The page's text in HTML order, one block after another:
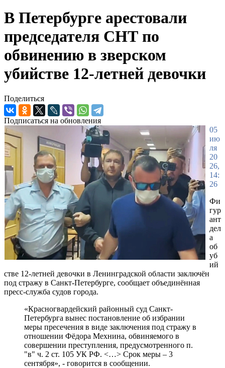
В Петербурге арестовали
председателя СНТ по
обвинению в зверском
убийстве 12-летней девочки
Поделиться
Подписаться на обновления
05
ию
ля
20
26,
14:
26
Фи
гур
ант
дел
а
об
уб
ий
стве 12-летней девочки в Ленинградской области заключён
под стражу в Санкт-Петербурге, сообщает объединённая
пресс-служба судов города.
«Красногвардейский районный суд Санкт-
Петербурга вынес постановление об избрании
меры пресечения в виде заключения под стражу в
отношении Фёдора Мехнина, обвиняемого в
совершении преступления, предусмотренного п.
"в" ч. 2 ст. 105 УК РФ. <…> Срок меры – 3
сентября», - говорится в сообщении.